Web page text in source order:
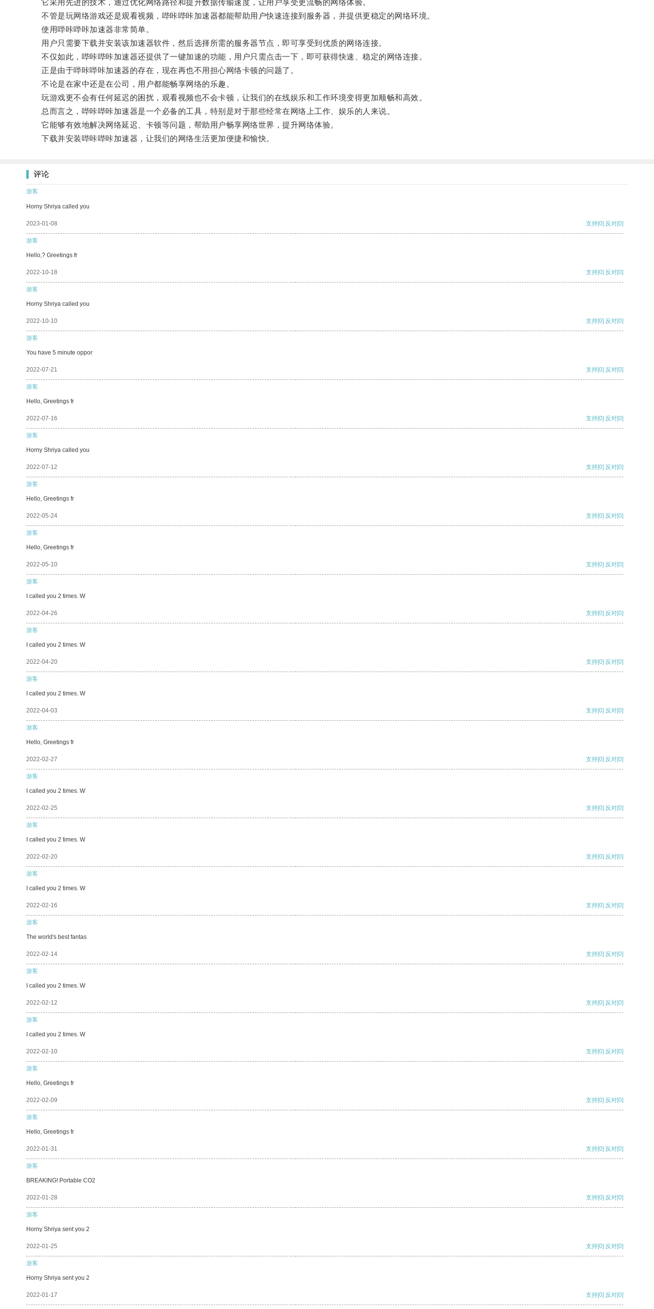
它采用先进的技术，通过优化网络路径和提升数据传输速度，让用户享受更流畅的网络体验。
不管是玩网络游戏还是观看视频，哔咔哔咔加速器都能帮助用户快速连接到服务器，并提供更稳定的网络环境。
使用哔咔哔咔加速器非常简单。
用户只需要下载并安装该加速器软件，然后选择所需的服务器节点，即可享受到优质的网络连接。
不仅如此，哔咔哔咔加速器还提供了一键加速的功能，用户只需点击一下，即可获得快速、稳定的网络连接。
正是由于哔咔哔咔加速器的存在，现在再也不用担心网络卡顿的问题了。
不论是在家中还是在公司，用户都能畅享网络的乐趣。
玩游戏更不会有任何延迟的困扰，观看视频也不会卡顿，让我们的在线娱乐和工作环境变得更加顺畅和高效。
总而言之，哔咔哔咔加速器是一个必备的工具，特别是对于那些经常在网络上工作、娱乐的人来说。
它能够有效地解决网络延迟、卡顿等问题，帮助用户畅享网络世界，提升网络体验。
下载并安装哔咔哔咔加速器，让我们的网络生活更加便捷和愉快。
评论
游客
Horny Shriya called you
2023-01-08 支持[0] 反对[0]
游客
Hello,? Greetings fr
2022-10-18 支持[0] 反对[0]
游客
Horny Shriya called you
2022-10-10 支持[0] 反对[0]
游客
You have 5 minute oppor
2022-07-21 支持[0] 反对[0]
游客
Hello, Greetings fr
2022-07-16 支持[0] 反对[0]
游客
Horny Shriya called you
2022-07-12 支持[0] 反对[0]
游客
Hello, Greetings fr
2022-05-24 支持[0] 反对[0]
游客
Hello, Greetings fr
2022-05-10 支持[0] 反对[0]
游客
I called you 2 times. W
2022-04-26 支持[0] 反对[0]
游客
I called you 2 times. W
2022-04-20 支持[0] 反对[0]
游客
I called you 2 times. W
2022-04-03 支持[0] 反对[0]
游客
Hello, Greetings fr
2022-02-27 支持[0] 反对[0]
游客
I called you 2 times. W
2022-02-25 支持[0] 反对[0]
游客
I called you 2 times. W
2022-02-20 支持[0] 反对[0]
游客
I called you 2 times. W
2022-02-16 支持[0] 反对[0]
游客
The world's best fantas
2022-02-14 支持[0] 反对[0]
游客
I called you 2 times. W
2022-02-12 支持[0] 反对[0]
游客
I called you 2 times. W
2022-02-10 支持[0] 反对[0]
游客
Hello, Greetings fr
2022-02-09 支持[0] 反对[0]
游客
Hello, Greetings fr
2022-01-31 支持[0] 反对[0]
游客
BREAKING! Portable CO2
2022-01-28 支持[0] 反对[0]
游客
Horny Shriya sent you 2
2022-01-25 支持[0] 反对[0]
游客
Horny Shriya sent you 2
2022-01-17 支持[0] 反对[0]